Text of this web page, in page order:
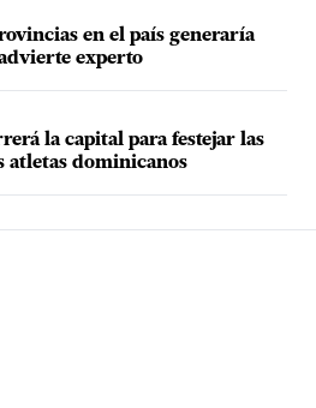
en el país generaría
experto
la capital para festejar las
atletas dominicanos